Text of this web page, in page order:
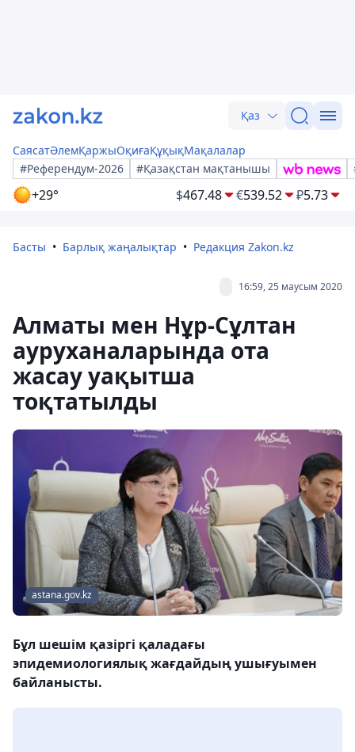
Қаз
СаясатӘлемҚаржыОқиғаҚұқықМақалалар
#Референдум-2026
#Қазақстан мақтанышы
+29° $467.48 €539.52 ₽5.73
Басты Барлық жаңалықтар Редакция Zakon.kz
16:59, 25 маусым 2020
Алматы мен Нұр-Сұлтан
ауруханаларында ота
жасау уақытша
тоқтатылды
astana.gov.kz
Бұл шешім қазіргі қаладағы
эпидемиологиялық жағдайдың ушығуымен
байланысты.